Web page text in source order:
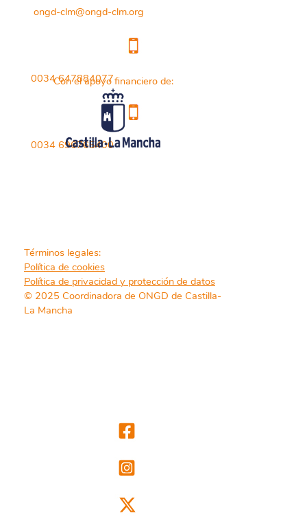
ongd-clm@ongd-clm.org
0034 647884077
0034 696765400
Con el apoyo financiero de:
Términos legales:
Política de cookies
Política de privacidad y protección de datos
© 2025 Coordinadora de ONGD de Castilla-
La Mancha